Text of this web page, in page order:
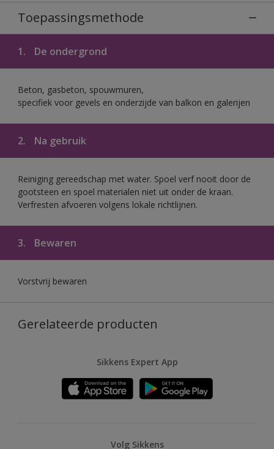
Toepassingsmethode
1. De ondergrond
Beton, gasbeton, spouwmuren,
specifiek voor gevels en onderzijde van balkon en galerijen
2. Na gebruik
Reiniging gereedschap met water. Spoel verf nooit door de
gootsteen en spoel materialen niet uit onder de kraan.
Verfresten afvoeren volgens lokale richtlijnen.
3. Bewaren
Vorstvrij bewaren
Gerelateerde producten
Sikkens Expert App
Volg Sikkens